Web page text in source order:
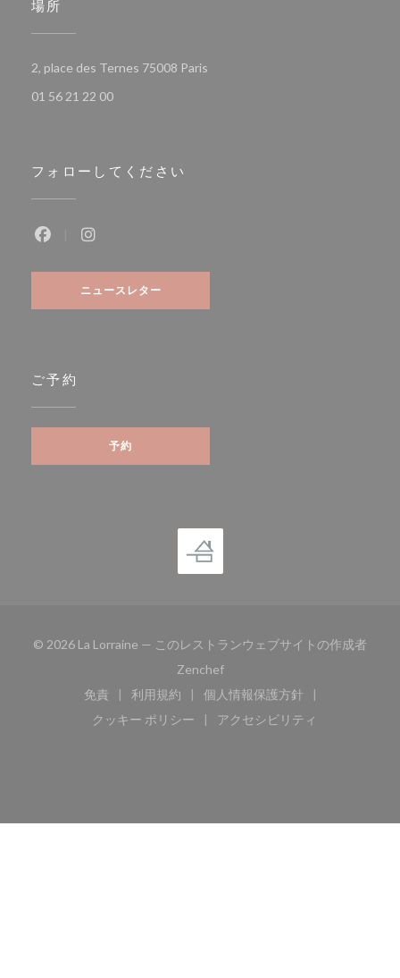
場所
2, place des Ternes 75008 Paris
01 56 21 22 00
フォローしてください
ニュースレター
ご予約
予約
© 2026 La Lorraine — このレストランウェブサイトの作成者
Zenchef((新しいウィンドウで開きます))
免責
((新しいウィンドウで開きます))
利用規約
((新しいウィンドウで開きます))
個人情報保護方針
((新しいウィンドウで開
クッキー ポリシー
((新しいウィンドウで開きます))
アクセシビリティ
((新しいウィンドウで